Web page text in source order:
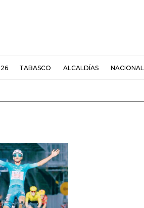
TABASCO ALCALDÍAS NACIONAL